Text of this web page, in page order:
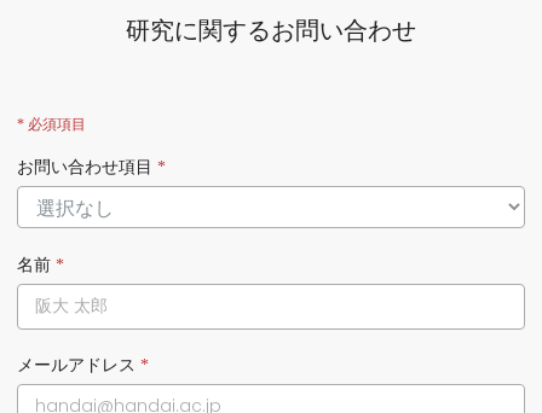
研究に関するお問い合わせ
* 必須項目
お問い合わせ項目 *
名前 *
メールアドレス *